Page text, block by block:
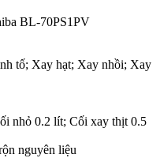
BL-70PS1PV
tố; Xay hạt; Xay nhồi; Xay
nhỏ 0.2 lít; Cối xay thịt 0.5
nguyên liệu